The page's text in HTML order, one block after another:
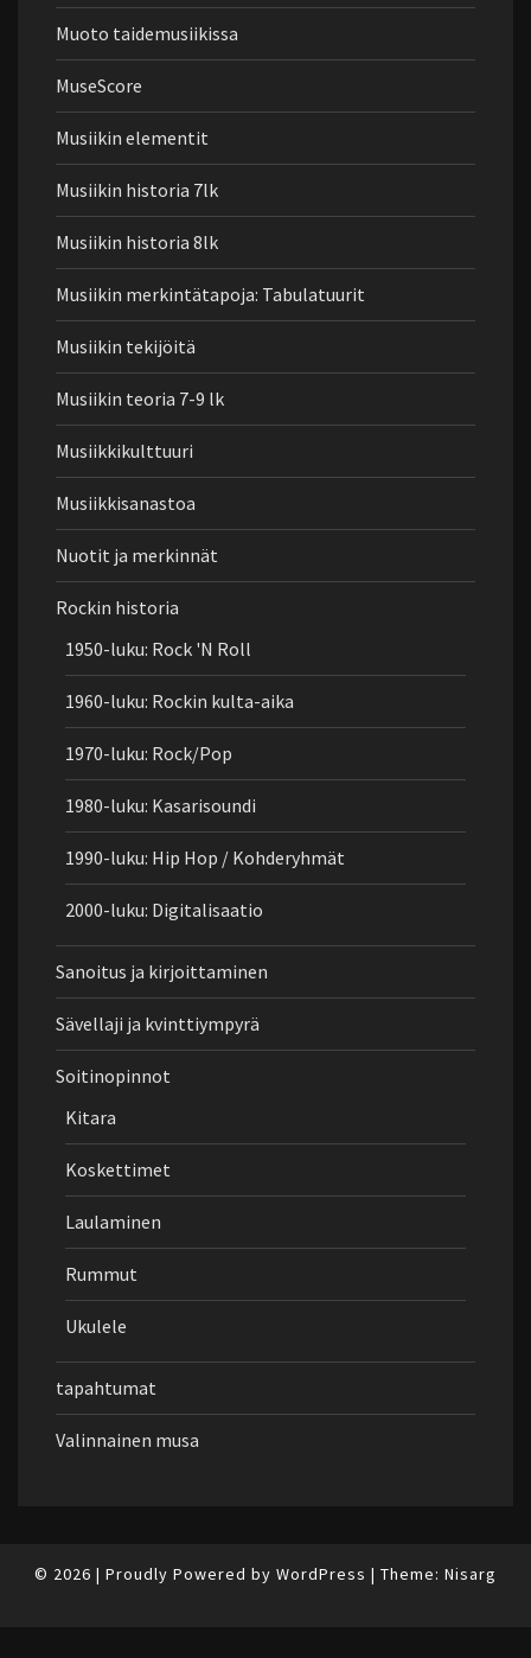
Muoto taidemusiikissa
MuseScore
Musiikin elementit
Musiikin historia 7lk
Musiikin historia 8lk
Musiikin merkintätapoja: Tabulatuurit
Musiikin tekijöitä
Musiikin teoria 7-9 lk
Musiikkikulttuuri
Musiikkisanastoa
Nuotit ja merkinnät
Rockin historia
1950-luku: Rock 'N Roll
1960-luku: Rockin kulta-aika
1970-luku: Rock/Pop
1980-luku: Kasarisoundi
1990-luku: Hip Hop / Kohderyhmät
2000-luku: Digitalisaatio
Sanoitus ja kirjoittaminen
Sävellaji ja kvinttiympyrä
Soitinopinnot
Kitara
Koskettimet
Laulaminen
Rummut
Ukulele
tapahtumat
Valinnainen musa
© 2026 | Proudly Powered by WordPress | Theme: Nisarg